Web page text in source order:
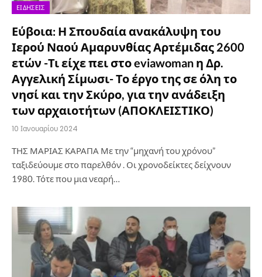
ΕΙΔΉΣΕΙΣ
Εύβοια: Η Σπουδαία ανακάλυψη του
Ιερού Ναού Αμαρυνθίας Αρτέμιδας 2600
ετών -Τι είχε πει στο eviawoman η Δρ.
Αγγελική Σίμωσι- Το έργο της σε όλη το
νησί και την Σκύρο, για την ανάδειξη
των αρχαιοτήτων (ΑΠΟΚΛΕΙΣΤΙΚΟ)
10 Ιανουαρίου 2024
ΤΗΣ ΜΑΡΙΑΣ ΚΑΡΑΠΑ Με την “μηχανή του χρόνου”
ταξιδεύουμε στο παρελθόν . Οι χρονοδείκτες δείχνουν
1980. Τότε που μια νεαρή…